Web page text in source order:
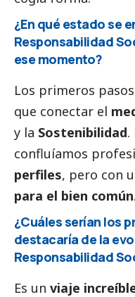
¿En qué estado se
Responsabilidad
ese momento?
Los primeros
que conectar el
y la Sostenibilidad.
confluíamos
perfiles, pero con
para el bien común.
¿Cuáles serían los
destacaría de la
Responsabilidad
Es un viaje